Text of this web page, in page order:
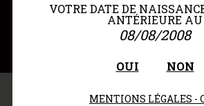
Ajouter au panier
VOTRE DATE DE
ANTÉRIEURE AU
08/08/2008
OUI NON
MENTIONS LÉGALES -